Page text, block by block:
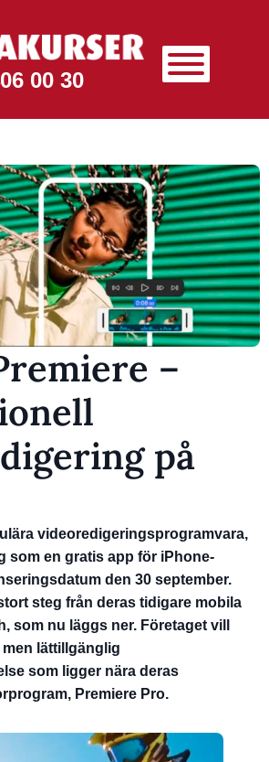
00 30
–
på
videoredigeringsprogramvara,
som en gratis app för iPhone-
den 30 september.
steg från deras tidigare mobila
som nu läggs ner. Företaget vill
lättillgänglig
som ligger nära deras
Premiere Pro.